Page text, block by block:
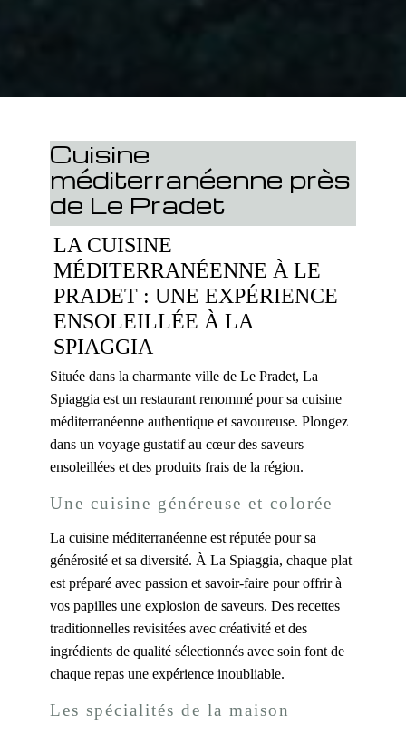
Cuisine
méditerranéenne près
de Le Pradet
LA CUISINE
MÉDITERRANÉENNE À LE
PRADET : UNE EXPÉRIENCE
ENSOLEILLÉE À LA
SPIAGGIA
Située dans la charmante ville de Le Pradet, La
Spiaggia est un restaurant renommé pour sa cuisine
méditerranéenne authentique et savoureuse. Plongez
dans un voyage gustatif au cœur des saveurs
ensoleillées et des produits frais de la région.
Une cuisine généreuse et colorée
La cuisine méditerranéenne est réputée pour sa
générosité et sa diversité. À La Spiaggia, chaque plat
est préparé avec passion et savoir-faire pour offrir à
vos papilles une explosion de saveurs. Des recettes
traditionnelles revisitées avec créativité et des
ingrédients de qualité sélectionnés avec soin font de
chaque repas une expérience inoubliable.
Les spécialités de la maison